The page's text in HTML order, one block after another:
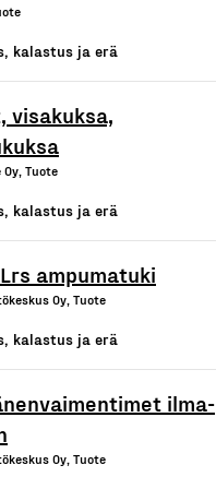
kalastus ja erä
visakuksa,
Tuote
kalastus ja erä
ampumatuki
Oy, Tuote
kalastus ja erä
ilma-
Oy, Tuote